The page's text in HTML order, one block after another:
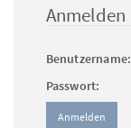
Anmelden
Benutzername:
Passwort: